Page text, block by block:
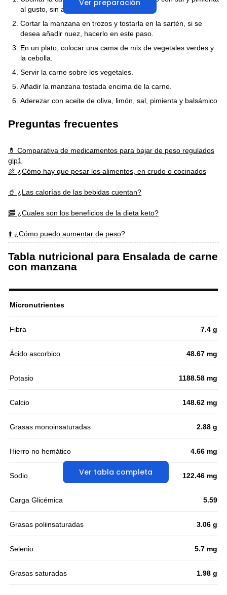
Ver preparación
al gusto, sin añadir aceite.
Cortar la manzana en trozos y tostarla en la sartén, si se
desea añadir nuez, hacerlo en este paso.
En un plato, colocar una cama de mix de vegetales verdes y
la cebolla.
Servir la carne sobre los vegetales.
Añadir la manzana tostada encima de la carne.
Aderezar con aceite de oliva, limón, sal, pimienta y balsámico
Preguntas frecuentes
💊 Comparativa de medicamentos para bajar de peso regulados
glp1
🍖 ¿Cómo hay que pesar los alimentos, en crudo o cocinados
🥤 ¿Las calorías de las bebidas cuentan?
🥓 ¿Cuales son los beneficios de la dieta keto?
⬆️ ¿Cómo puedo aumentar de peso?
Tabla nutricional para Ensalada de carne
con manzana
Ver tabla completa
Micronutrientes
Fibra 7.4 g
Ácido ascorbico 48.67 mg
Potasio 1188.58 mg
Calcio 148.62 mg
Grasas monoinsaturadas 2.88 g
Hierro no hemático 4.66 mg
Sodio 122.46 mg
Carga Glicémica 5.59
Grasas poliinsaturadas 3.06 g
Selenio 5.7 mg
Grasas saturadas 1.98 g